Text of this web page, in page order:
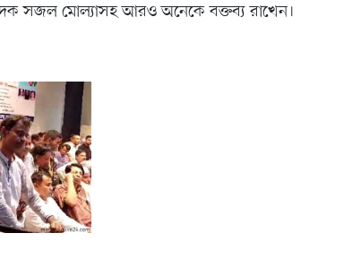
সজল মোল্যাসহ আরও অনেকে বক্তব্য রাখেন।